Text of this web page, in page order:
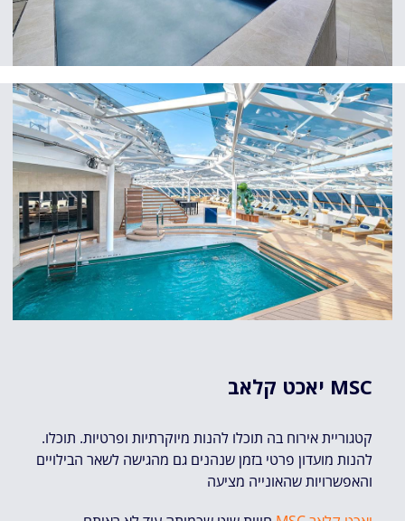
יאכט קלאב MSC
.קטגוריית אירוח בה תוכלו להנות מיוקרתיות ופרטיות. תוכלו
להנות מועדון פרטי בזמן שנהנים גם מהגישה לשאר הבילויים
והאפשרויות שהאונייה מציעה